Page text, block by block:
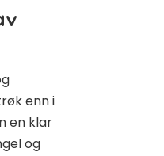
enn i
en klar
og